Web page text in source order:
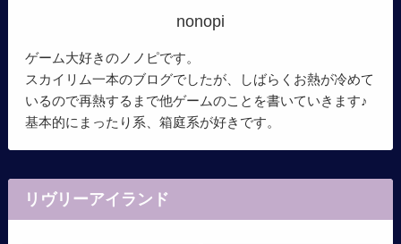
nonopi
ゲーム大好きのノノピです。
スカイリム一本のブログでしたが、しばらくお熱が冷めて
いるので再熱するまで他ゲームのことを書いていきます♪
基本的にまったり系、箱庭系が好きです。
リヴリーアイランド